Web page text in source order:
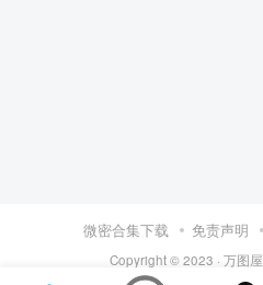
微密合集下载 免责声明
Copyright © 2023 · 万图屋